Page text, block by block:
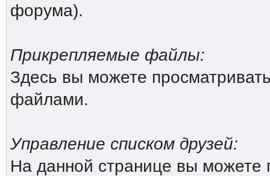
форума).
Прикрепляемые файлы:
Здесь вы можете
файлами.
Управление списком друзей:
На данной странице вы можете